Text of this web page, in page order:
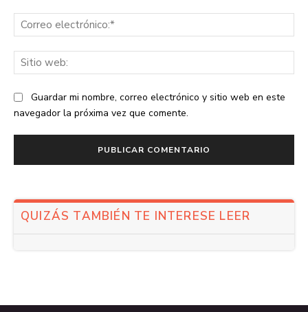
Guardar mi nombre, correo electrónico y sitio web en este
navegador la próxima vez que comente.
QUIZÁS TAMBIÉN TE INTERESE LEER